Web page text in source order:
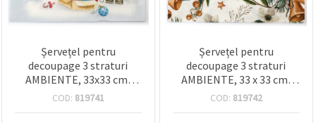
Șervețel pentru
decoupage 3 straturi
AMBIENTE, 33x33 cm,
Gonks împodobind bradul
COD: 819741
Șervețel pentru
decoupage 3 straturi
AMBIENTE, 33 x 33 cm,
Helleborus și clopoței – 1
COD: 819742